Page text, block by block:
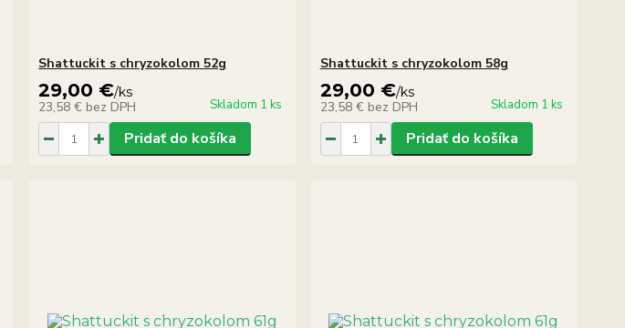
Shattuckit s chryzokolom 52g
29,00 €/ks
23,58 € bez DPH Skladom 1 ks
Pridať do košíka
Shattuckit s chryzokolom 58g
29,00 €/ks
23,58 € bez DPH Skladom 1 ks
Pridať do košíka